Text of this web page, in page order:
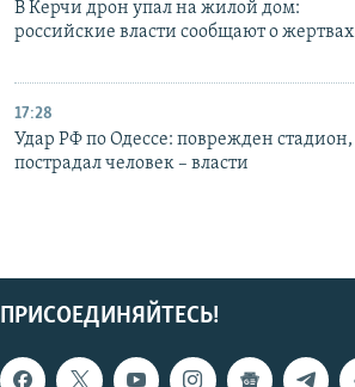
В Керчи дрон упал на жилой дом:
российские власти сообщают о жертвах
17:28
Удар РФ по Одессе: поврежден стадион,
пострадал человек – власти
ПРИСОЕДИНЯЙТЕСЬ!